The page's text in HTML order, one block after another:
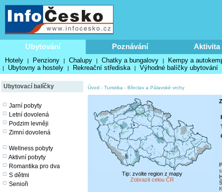
Ubytování Poznávání Aktivita
Hotely | Penziony | Chalupy | Chatky a bungalovy | Kempy a
| Ubytovny a hostely | Rekreační střediska | Výhodné balíčky ubytování
Ubytovací balíčky
Jarní pobyty
Letní dovolená
Podzim levněji
Zimní dovolená
Wellness pobyty
Aktivní pobyty
Romantika pro dva
S dětmi
Senioři
Úvod - Turistika - Břeclav a Pálavské vrchy
Tip: zvolte region z mapy
Zobrazit celou ČR